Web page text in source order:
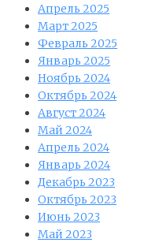
Апрель 2025
Март 2025
Февраль 2025
Январь 2025
Ноябрь 2024
Октябрь 2024
Август 2024
Май 2024
Апрель 2024
Январь 2024
Декабрь 2023
Октябрь 2023
Июнь 2023
Май 2023